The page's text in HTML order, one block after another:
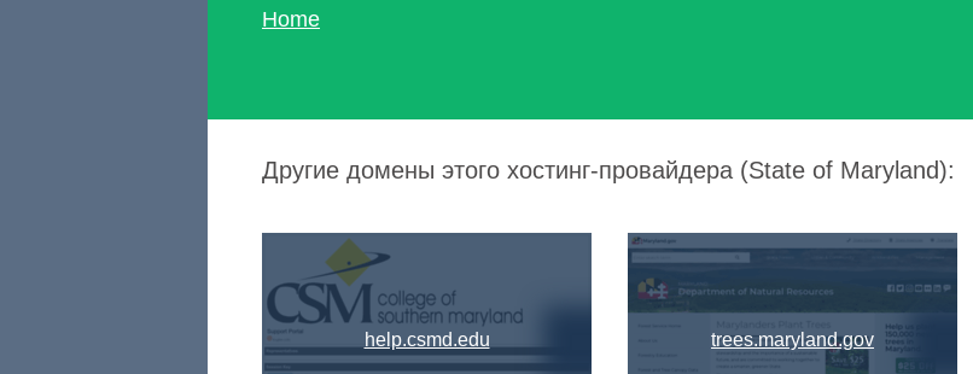
Home
Другие домены этого хостинг-провайдера (State of Maryland):
help.csmd.edu trees.maryland.gov